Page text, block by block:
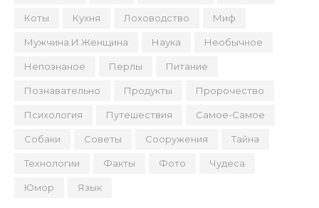
Коты Кухня Лоховодство Миф
Мужчина И Женщина Наука Необычное
Непознаное Перлы Питание
Познавательно Продукты Пророчество
Психология Путешествия Самое-Самое
Собаки Советы Сооружения Тайна
Технологии Факты Фото Чудеса
Юмор Язык